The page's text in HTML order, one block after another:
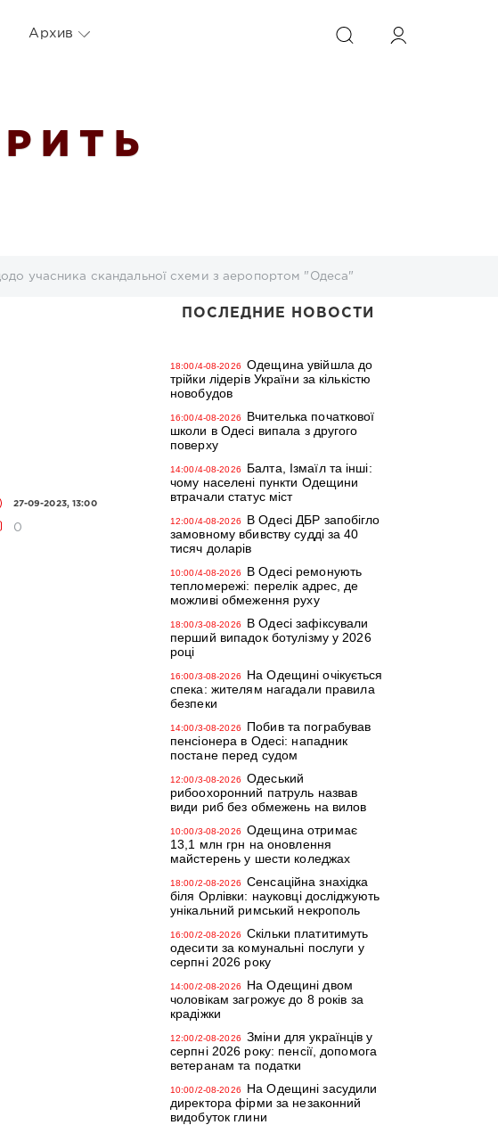
ИСКАТЬ
Архив
И Т Ь
учасника скандальної схеми з аеропортом "Одеса"
27-09-2023, 13:00
0
ПОСЛЕДНИЕ НОВОСТИ
18:00/4-08-2026
Одещина увійшла до
трійки лідерів України за кількістю
новобудов
16:00/4-08-2026
Вчителька початкової
школи в Одесі випала з другого
поверху
14:00/4-08-2026
Балта, Ізмаїл та інші:
чому населені пункти Одещини
втрачали статус міст
12:00/4-08-2026
В Одесі ДБР запобігло
замовному вбивству судді за 40
тисяч доларів
10:00/4-08-2026
В Одесі ремонують
тепломережі: перелік адрес, де
можливі обмеження руху
18:00/3-08-2026
В Одесі зафіксували
перший випадок ботулізму у 2026
році
16:00/3-08-2026
На Одещині очікується
спека: жителям нагадали правила
безпеки
14:00/3-08-2026
Побив та пограбував
пенсіонера в Одесі: нападник
постане перед судом
12:00/3-08-2026
Одеський
рибоохоронний патруль назвав
види риб без обмежень на вилов
10:00/3-08-2026
Одещина отримає
13,1 млн грн на оновлення
майстерень у шести коледжах
18:00/2-08-2026
Сенсаційна знахідка
біля Орлівки: науковці досліджують
унікальний римський некрополь
16:00/2-08-2026
Скільки платитимуть
одесити за комунальні послуги у
серпні 2026 року
14:00/2-08-2026
На Одещині двом
чоловікам загрожує до 8 років за
крадіжки
12:00/2-08-2026
Зміни для українців у
серпні 2026 року: пенсії, допомога
ветеранам та податки
10:00/2-08-2026
На Одещині засудили
директора фірми за незаконний
видобуток глини